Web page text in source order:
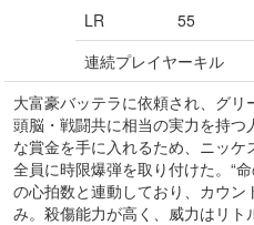
LR
55
連続プレイヤーキル
大富豪バッテラに依頼され、グ
頭脳・戦闘共に相当の実力を持
な賞金を手に入れるため、ニッ
全員に時限爆弾を取り付けた。“
の心拍数と連動しており、カウン
み。殺傷能力が高く、威力はリト